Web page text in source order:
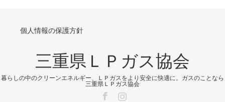
個人情報の保護方針
三重県ＬＰガス協会
暮らしの中のクリーンエネルギー、ＬＰガスをより安全に快適に。ガスのことなら
三重県ＬＰガス協会